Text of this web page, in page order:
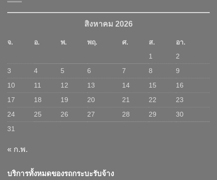
สิงหาคม 2026
จ. อ. พ. พฤ. ศ. ส.
อา.
1
2
3
4 5 6 7 8
9
10
11 12 13 14 15
16
17
18 19 20 21 22
23
24
25 26 27 28 29
30
31
« ก.พ.
บริการทั้งหมดของรถกระบะรับจ้าง